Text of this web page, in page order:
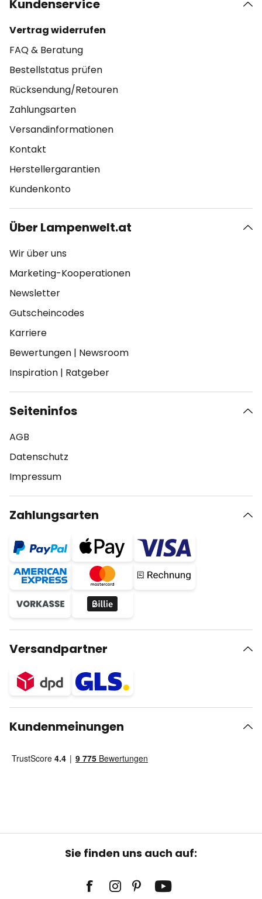
Kundenservice
Vertrag widerrufen
FAQ & Beratung
Bestellstatus prüfen
Rücksendung/Retouren
Zahlungsarten
Versandinformationen
Kontakt
Herstellergarantien
Kundenkonto
Über Lampenwelt.at
Wir über uns
Marketing-Kooperationen
Newsletter
Gutscheincodes
Karriere
Bewertungen | Newsroom
Inspiration | Ratgeber
Seiteninfos
AGB
Datenschutz
Impressum
Zahlungsarten
Versandpartner
Kundenmeinungen
Sie finden uns auch auf: